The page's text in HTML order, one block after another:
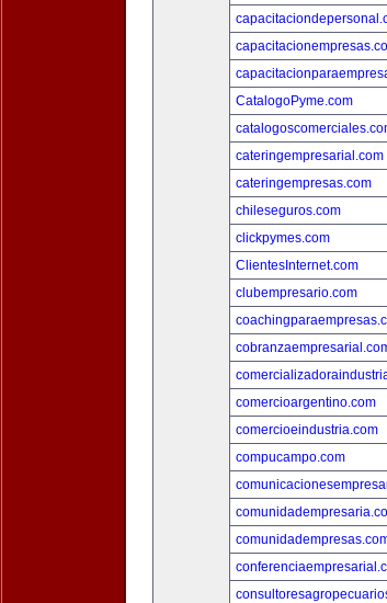
CatalogoPyme.com
cateringempresarial.com
cateringempresas.com
chileseguros.com
clickpymes.com
ClientesInternet.com
clubempresario.com
comercioargentino.com
comercioeindustria.com
compucampo.com